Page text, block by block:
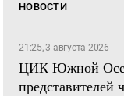
НОВОСТИ
21:25, 3 августа 2026
ЦИК Южной
представителей